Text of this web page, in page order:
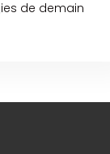
de demain